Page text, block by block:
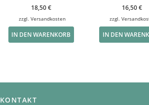
18,50€
zzgl. Versandkosten
IN DEN WARENKORB
16,50€
zzgl.
IN DEN
KONTAKT